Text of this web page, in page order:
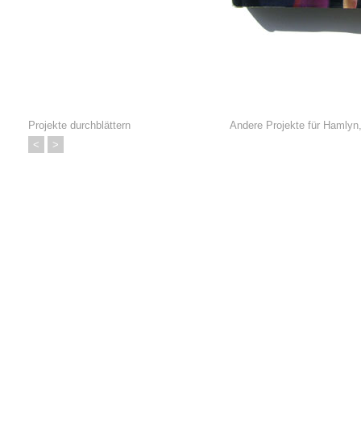
Projekte durchblättern
<
>
Andere Projekte für